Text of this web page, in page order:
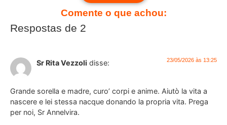
Comente o que achou:
Respostas de 2
Sr Rita Vezzoli disse: 23/05/2026 às 13:25
Grande sorella e madre, curo’ corpi e anime. Aiutò la vita a
nascere e lei stessa nacque donando la propria vita. Prega
per noi, Sr Annelvira.